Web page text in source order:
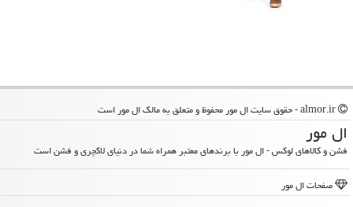
ال مور
فشن و کالاهای لوکس - ال مور با برندهای معتبر همراه شما در دنیای لاکچری و فشن است
صفحات ال مور